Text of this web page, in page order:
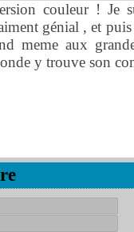
couleur ! Je
génial , et
meme aux
y trouve son